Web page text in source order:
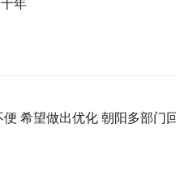
年
希望做出优化 朝阳多部门